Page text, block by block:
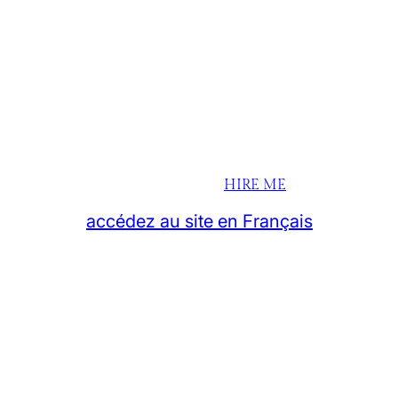
HIRE ME
accédez au site en Français